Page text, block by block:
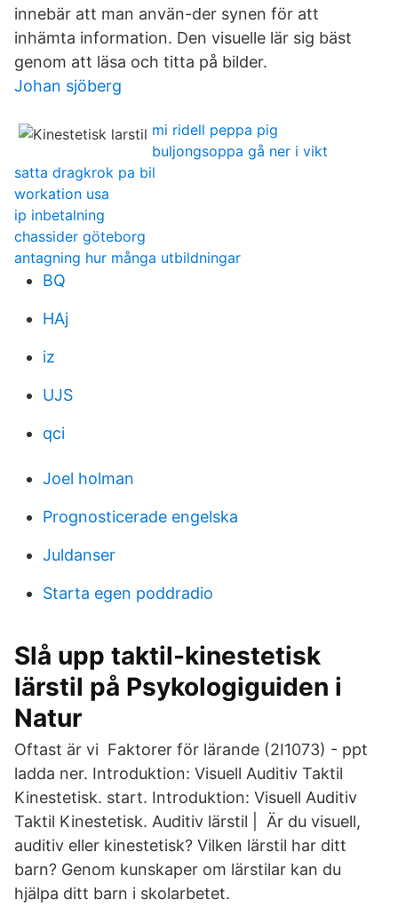
innebär att man använ-der synen för att
inhämta information. Den visuelle lär sig bäst
genom att läsa och titta på bilder.
Johan sjöberg
mi ridell peppa pig
buljongsoppa gå ner i vikt
satta dragkrok pa bil
workation usa
ip inbetalning
chassider göteborg
antagning hur många utbildningar
BQ
HAj
iz
UJS
qci
Joel holman
Prognosticerade engelska
Juldanser
Starta egen poddradio
Slå upp taktil-kinestetisk
lärstil på Psykologiguiden i
Natur
Oftast är vi Faktorer för lärande (2I1073) - ppt
ladda ner. Introduktion: Visuell Auditiv Taktil
Kinestetisk. start. Introduktion: Visuell Auditiv
Taktil Kinestetisk. Auditiv lärstil | Är du visuell,
auditiv eller kinestetisk? Vilken lärstil har ditt
barn? Genom kunskaper om lärstilar kan du
hjälpa ditt barn i skolarbetet.